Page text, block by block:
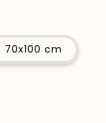
70x100 cm